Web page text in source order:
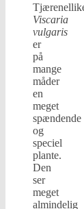
Viscaria
vulgaris
er
på
mange
måder
en
meget
spændende
og
speciel
plante.
Den
ser
meget
almindelig